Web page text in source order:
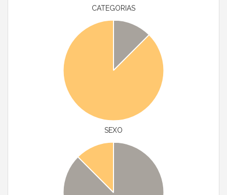
CATEGORIAS
SEXO